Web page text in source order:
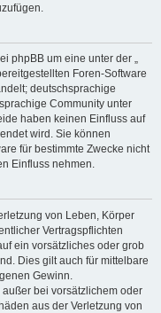
phpBB um eine unter der „
Foren-Software
deutschsprachige
Community unter
haben keinen Einfluss auf
wird. Sie können
für bestimmte Zwecke nicht
Einfluss nehmen.
von Leben, Körper
Vertragspflichten
ein vorsätzliches oder grob
Dies gilt auch für mittelbare
Gewinn.
bei vorsätzlichem oder
aus der Verletzung von